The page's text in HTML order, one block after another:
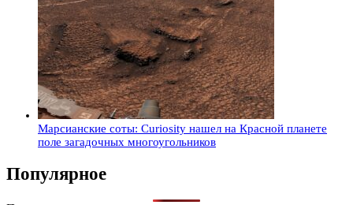
Марсианские соты: Curiosity нашел на Красной планете
поле загадочных многоугольников
Популярное